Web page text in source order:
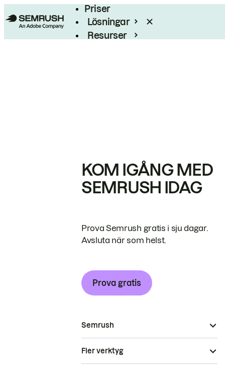
Priser
Lösningar
Resurser
KOM IGÅNG MED
SEMRUSH IDAG
Prova Semrush gratis i sju dagar.
Avsluta när som helst.
Prova gratis
Semrush
Fler verktyg